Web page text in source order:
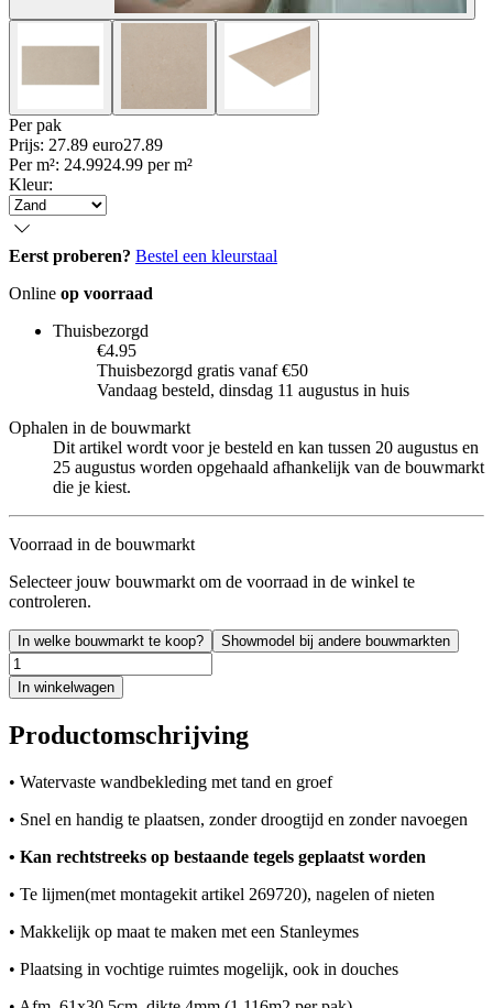
Per pak
Prijs: 27.89 euro27.89
Per m²: 24.9924.99 per m²
Kleur:
Eerst proberen? Bestel een kleurstaal
Online op voorraad
Thuisbezorgd
€4.95
Thuisbezorgd gratis vanaf €50
Vandaag besteld, dinsdag 11 augustus in huis
Ophalen in de bouwmarkt
Dit artikel wordt voor je besteld en kan tussen 20 augustus en
25 augustus worden opgehaald afhankelijk van de bouwmarkt
die je kiest.
Voorraad in de bouwmarkt
Selecteer jouw bouwmarkt om de voorraad in de winkel te
controleren.
In welke bouwmarkt te koop? Showmodel bij andere bouwmarkten
In winkelwagen
Productomschrijving
• Watervaste wandbekleding met tand en groef
• Snel en handig te plaatsen, zonder droogtijd en zonder navoegen
• Kan rechtstreeks op bestaande tegels geplaatst worden
• Te lijmen(met montagekit artikel 269720), nagelen of nieten
• Makkelijk op maat te maken met een Stanleymes
• Plaatsing in vochtige ruimtes mogelijk, ook in douches